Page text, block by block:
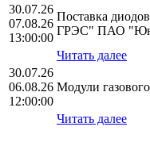
30.07.26
07.08.26
13:00:00
Поставка
ГРЭС" ПАО
Читать далее
30.07.26
06.08.26
12:00:00
Модули
Читать далее